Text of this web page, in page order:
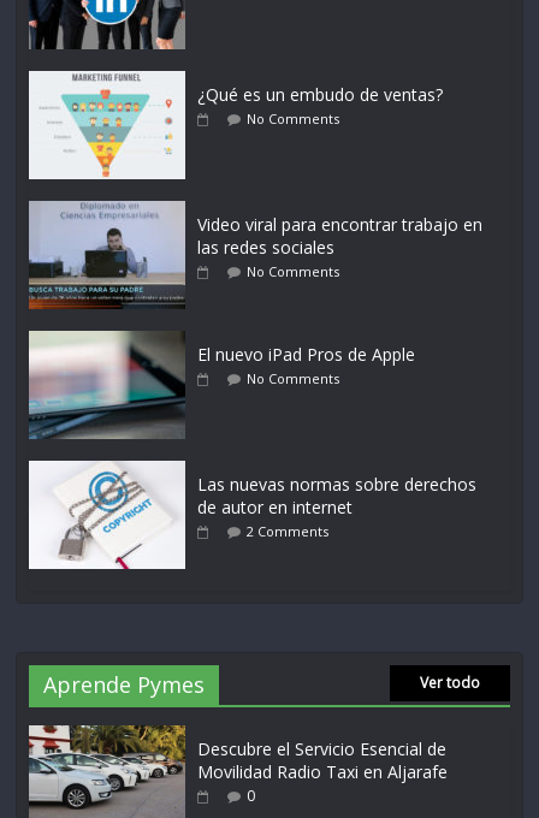
¿Qué es un embudo de ventas?
No Comments
Video viral para encontrar trabajo en
las redes sociales
No Comments
El nuevo iPad Pros de Apple
No Comments
Las nuevas normas sobre derechos
de autor en internet
2 Comments
Aprende Pymes Ver todo
Descubre el Servicio Esencial de
Movilidad Radio Taxi en Aljarafe
0